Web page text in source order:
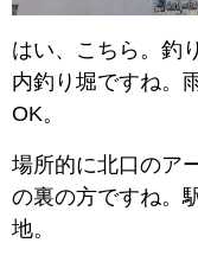
はい、こちら。釣
内釣り堀ですね。
OK。
場所的に北口のア
の裏の方ですね。
地。